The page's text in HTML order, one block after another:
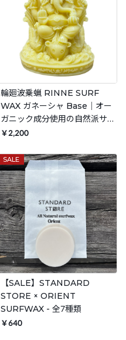
輪廻波乗蝋 RINNE SURF
WAX ガネーシャ Base｜オー
ガニック成分使用の自然派サ
ーフワックス 日本製
￥2,200
SALE
【SALE】STANDARD
STORE × ORIENT
SURFWAX - 全7種類
￥640